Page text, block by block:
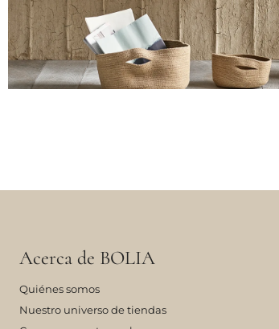
Acerca de BOLIA
Quiénes somos
Nuestro universo de tiendas